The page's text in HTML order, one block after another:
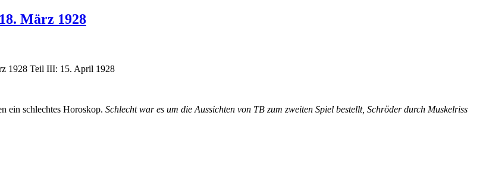
März 1928
1928 Teil III: 15. April 1928
ein schlechtes Horoskop. Schlecht war es um die Aussichten von TB zum zweiten Spiel bestellt, Schröder durch Muskelriss